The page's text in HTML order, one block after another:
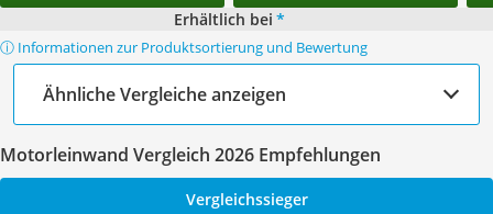
Erhältlich bei *
ⓘ Informationen zur Produktsortierung und Bewertung
Ähnliche Vergleiche anzeigen
Motorleinwand Vergleich 2026 Empfehlungen
Vergleichssieger